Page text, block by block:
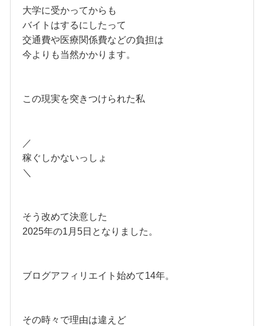
大学に受かってからも
バイトはするにしたって
交通費や医療関係費などの負担は
今よりも当然かかります。
この現実を突きつけられた私
／
稼ぐしかないっしょ
＼
そう改めて決意した
2025年の1月5日となりました。
ブログアフィリエイト始めて14年。
その時々で理由は違えど